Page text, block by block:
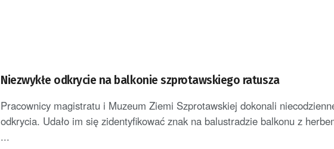
Niezwykłe odkrycie na balkonie szprotawskiego ratusza
Pracownicy magistratu i Muzeum Ziemi Szprotawskiej dokonali
odkrycia. Udało im się zidentyfikować znak na balustradzie balkonu z
...